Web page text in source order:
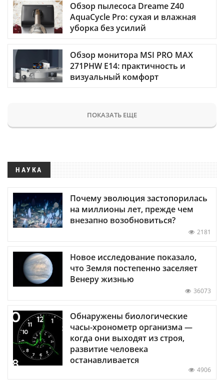
Обзор пылесоса Dreame Z40
AquaCycle Pro: сухая и влажная
уборка без усилий
Обзор монитора MSI PRO MAX
271PHW E14: практичность и
визуальный комфорт
ПОКАЗАТЬ ЕЩЕ
НАУКА
Почему эволюция застопорилась
на миллионы лет, прежде чем
внезапно возобновиться?
2181
Новое исследование показало,
что Земля постепенно заселяет
Венеру жизнью
36073
Обнаружены биологические
часы-хронометр организма —
когда они выходят из строя,
развитие человека
останавливается
4906